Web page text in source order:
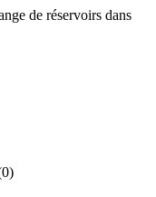
de réservoirs dans